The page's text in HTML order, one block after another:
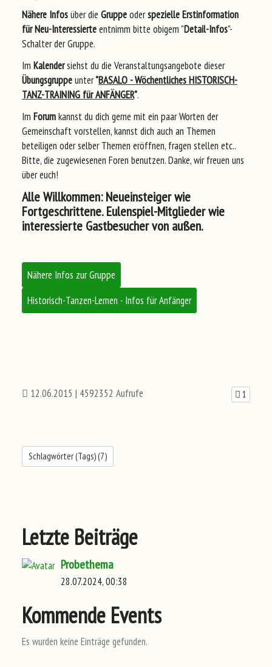
Nähere Infosüber die Gruppeoderspezielle Erstinformation
fürNeu-Interessierteentnimm bitte obigem "Detail-Infos"-
Schalter der Gruppe.
Im Kalendersiehst du die Veranstaltungsangebote dieser
Übungsgruppeunter"BASALO - Wöchentliches HISTORISCH-
TANZ-TRAINING für ANFÄNGER".
Im Forumkannst du dich gerne mit ein paar Worten der
Gemeinschaft vorstellen, kannst dich auch an Themen
beteiligen oder selber Themen eröffnen, fragen stellen etc..
Bitte, die zugewiesenen Foren benutzen. Danke, wir freuen uns
über euch!
Alle Willkommen: Neueinsteiger wie
Fortgeschrittene. Eulenspiel-Mitglieder wie
interessierte Gastbesucher von außen.
Nähere Infos zur Gruppe
Historisch-Tanzen-Lernen - Infos für Anfänger
12.06.2015 | 4592352 Aufrufe 1
Schlagwörter (Tags) (7)
Letzte Beiträge
Probethema
28.07.2024, 00:38
Kommende Events
Es wurden keine Einträge gefunden.